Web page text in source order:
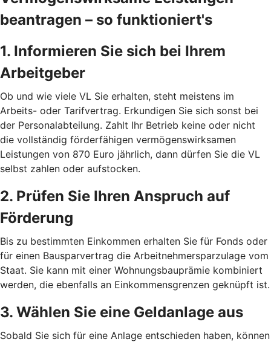
beantragen – so funktioniert's
1. Informieren Sie sich bei Ihrem
Arbeitgeber
Ob und wie viele VL Sie erhalten, steht meistens im
Arbeits- oder Tarifvertrag. Erkundigen Sie sich sonst bei
der Personalabteilung. Zahlt Ihr Betrieb keine oder nicht
die vollständig förderfähigen vermögenswirksamen
Leistungen von 870 Euro jährlich, dann dürfen Sie die VL
selbst zahlen oder aufstocken.
2. Prüfen Sie Ihren Anspruch auf
Förderung
Bis zu bestimmten Einkommen erhalten Sie für Fonds oder
für einen Bausparvertrag die Arbeitnehmersparzulage vom
Staat. Sie kann mit einer Wohnungsbauprämie kombiniert
werden, die ebenfalls an Einkommensgrenzen geknüpft ist.
3. Wählen Sie eine Geldanlage aus
Sobald Sie sich für eine Anlage entschieden haben, können